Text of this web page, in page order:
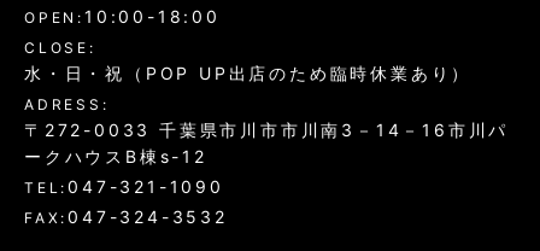
OPEN: 10:00-18:00
CLOSE:
水・日・祝（POP UP出店のため臨時休業あり）
ADRESS:
〒272-0033 千葉県市川市市川南3－14－16市川パ
ークハウスB棟s-12
TEL:047-321-1090
FAX:047-324-3532